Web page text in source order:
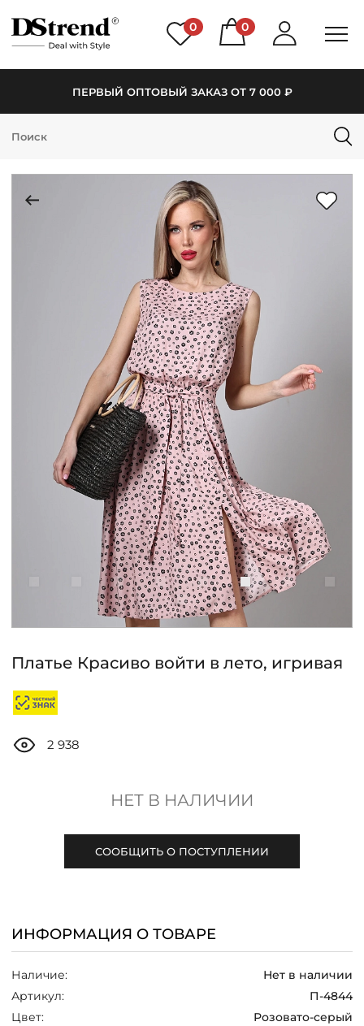
0 0
ПЕРВЫЙ ОПТОВЫЙ ЗАКАЗ ОТ 7 000 ₽
КАТАЛОГ
НОВИНКИ
РАСПРОДАЖА
КОНТАКТЫ
ЖУРНАЛ
О НАС
ЧАСТО ЗАДАВАЕМЫЕ ВОПРОСЫ
ТАБЛИЦА РАЗМЕРОВ
+7 (800) 511-35-10
MANAGER@DSTREND.RU
Платье Красиво войти в лето, игривая
2 938
НЕТ В НАЛИЧИИ
СООБЩИТЬ О ПОСТУПЛЕНИИ
ИНФОРМАЦИЯ О ТОВАРЕ
Наличие:
Нет в наличии
Артикул:
П-4844
Цвет:
Розовато-серый